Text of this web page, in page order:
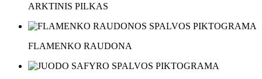
ARKTINIS PILKAS
FLAMENKO RAUDONA